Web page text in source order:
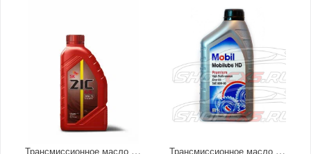
Трансмиссионное масло ZIC G-5 80W90 синтетическое 1л Трансмиссионное масло Mobil Mobilube HD 80W-90 1л